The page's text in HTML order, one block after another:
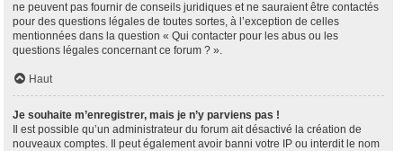
ne peuvent pas fournir de conseils juridiques et ne sauraient être contactés
pour des questions légales de toutes sortes, à l’exception de celles
mentionnées dans la question « Qui contacter pour les abus ou les
questions légales concernant ce forum ? ».
Haut
Je souhaite m’enregistrer, mais je n’y parviens pas !
Il est possible qu’un administrateur du forum ait désactivé la création de
nouveaux comptes. Il peut également avoir banni votre IP ou interdit le nom